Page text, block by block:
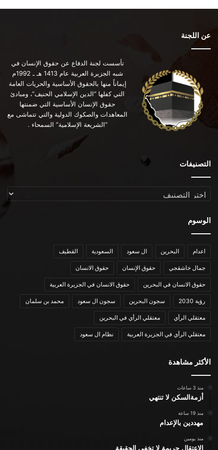
عن اللجنة
تأسست لجنة الدفاع عن حقوق الإنسان في
شبه الجزيرة العربية عام 1413 هـ ـ 1992م
إيماناً منها بالحقوق الأساسية والحريات العامة
التي كفلها “الدين الإسلامي الحنيف”، ومبادئ
حقوق الإنسان الأساسية التي ضمنتها
المعاهدات والصكوك الدولية والتي تتماشى مع
“الشريعة الإسلامية” السمحاء .
التصنيفات
التصنيفات
الوسوم
اعدام البحرين ال سعود السعودية القطيف
جمال خاشقجي حقوق الإنسان حقوق الانسان
حقوق الانسان في البحرين حقوق الانسان في الجزيرة العربية
رؤية 2030 سجون البحرين سجون ال سعود محمد بن سلمان
معتقلي الرأي معتقلي الرأي في البحرين
معتقلي الرأي في الجزيرة العربية نظام ال سعود
الأكثر مشاهدة
منذ 3 ساعات
أزمةالسكن لا تنتهي
منذ 19 ساعة
مهددين بالإعدام
منذ يومين
الاعتقال جريمة لا تخفي الحقيقة